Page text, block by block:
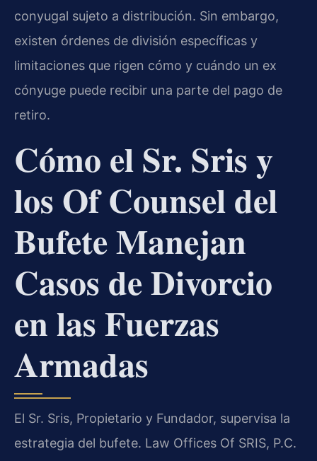
conyugal sujeto a distribución. Sin embargo,
existen órdenes de división específicas y
limitaciones que rigen cómo y cuándo un ex
cónyuge puede recibir una parte del pago de
retiro.
Cómo el Sr. Sris y
los Of Counsel del
Bufete Manejan
Casos de Divorcio
en las Fuerzas
Armadas
El Sr. Sris, Propietario y Fundador, supervisa la
estrategia del bufete. Law Offices Of SRIS, P.C.